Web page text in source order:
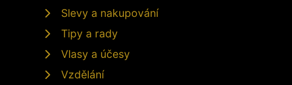
Slevy a nakupování
Tipy a rady
Vlasy a účesy
Vzdělání